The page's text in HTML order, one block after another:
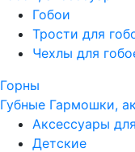
Гобои
Трости для
Чехлы для
Горны
Губные Гармошки,
Аксессуары
Детские